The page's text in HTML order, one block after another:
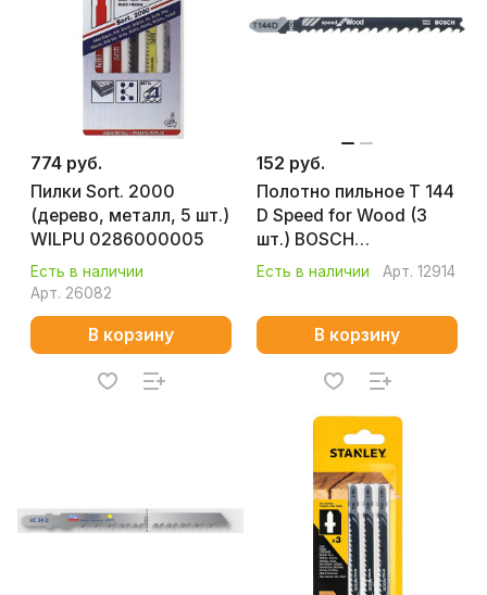
774 руб.
Пилки Sort. 2000
(дерево, металл, 5 шт.)
WILPU 0286000005
Есть в наличии
Арт. 26082
В корзину
152 руб.
Полотно пильное T 144
D Speed for Wood (3
шт.) BOSCH
2608630560
Есть в наличии Арт. 12914
В корзину